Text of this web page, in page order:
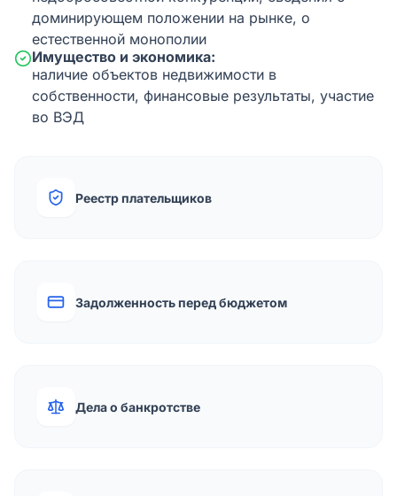
доминирующем положении на рынке, о
естественной монополии
Имущество и экономика:
наличие объектов недвижимости в
собственности, финансовые результаты, участие
во ВЭД
Реестр плательщиков
Задолженность перед бюджетом
Дела о банкротстве